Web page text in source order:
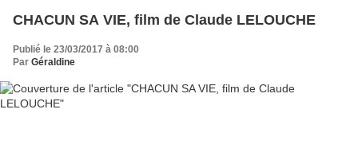
CHACUN SA VIE, film de Claude LELOUCHE
Publié le 23/03/2017 à 08:00
Par Géraldine